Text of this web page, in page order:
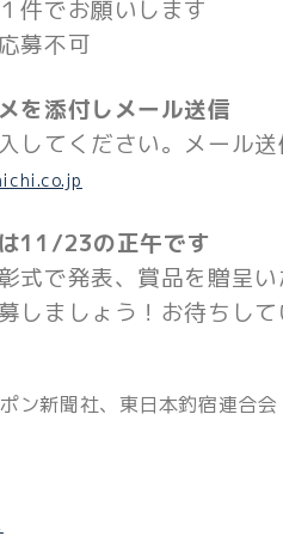
件でお願いします
募不可
を添付しメール送信
してください。メール
11/23の正午です
式で発表、賞品を贈呈
しましょう！お待ちし
ン新聞社、東日本釣宿連合会